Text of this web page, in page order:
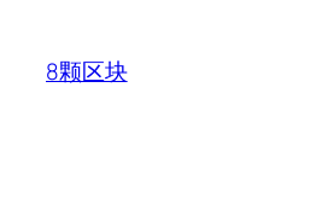
8颗区块